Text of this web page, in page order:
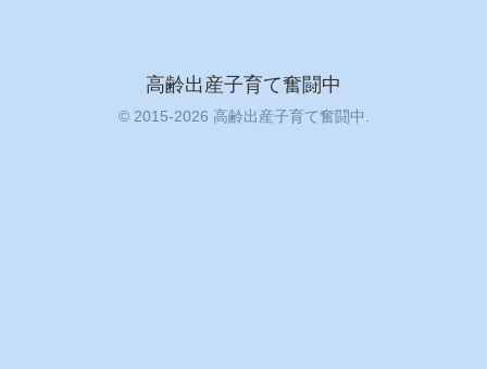
高齢出産子育て奮闘中
© 2015-2026 高齢出産子育て奮闘中.